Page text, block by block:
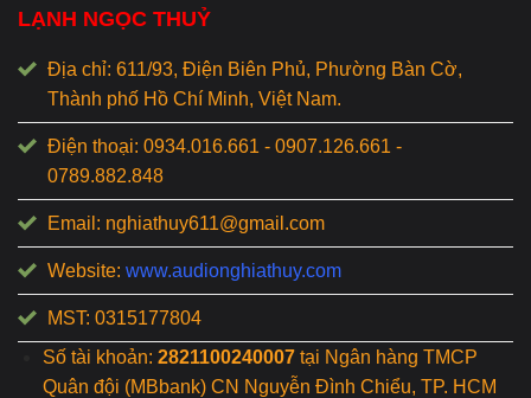
LẠNH NGỌC THUỶ
Địa chỉ: 611/93, Điện Biên Phủ, Phường Bàn Cờ,
Thành phố Hồ Chí Minh, Việt Nam.
Điện thoại: 0934.016.661 - 0907.126.661 -
0789.882.848
Email: nghiathuy611@gmail.com
Website: www.audionghiathuy.com
MST: 0315177804
Số tài khoản: 2821100240007tại Ngân hàng TMCP
Quân đội (MBbank) CN Nguyễn Đình Chiểu, TP. HCM